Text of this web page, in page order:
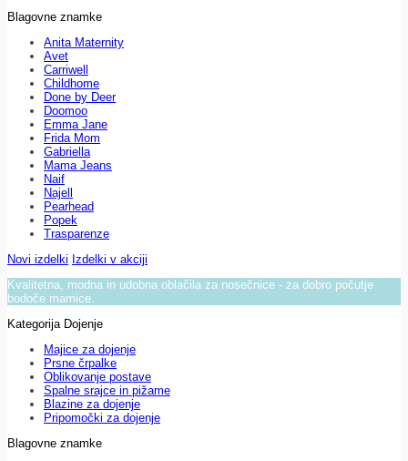
Blagovne znamke
Anita Maternity
Avet
Carriwell
Childhome
Done by Deer
Doomoo
Emma Jane
Frida Mom
Gabriella
Mama Jeans
Naif
Najell
Pearhead
Popek
Trasparenze
Novi izdelki Izdelki v akciji
Kvalitetna, modna in udobna oblačila za nosečnice - za dobro počutje
bodoče mamice.
Kategorija Dojenje
Majice za dojenje
Prsne črpalke
Oblikovanje postave
Spalne srajce in pižame
Blazine za dojenje
Pripomočki za dojenje
Blagovne znamke